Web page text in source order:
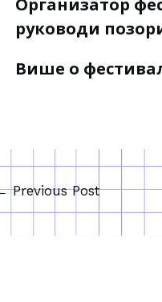
руководи
Више о
Previous Post